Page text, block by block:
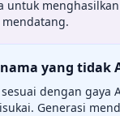
untuk
yang tidak
dengan gaya
Generasi